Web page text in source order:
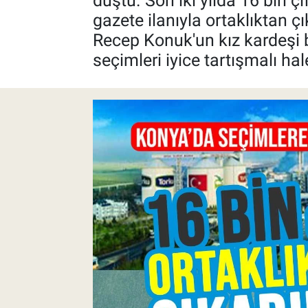
gazete ilanıyla ortaklıktan
Recep Konuk'un kız kardeşi
seçimleri iyice tartışmalı
Pankobirlik
Et fiyatları
Yetiştirici Soruyor
Dünyada Tarım
Üretici Birlikleri
Şeker ve Şekerli Mamüller
Tahıllar ve Baklagiller